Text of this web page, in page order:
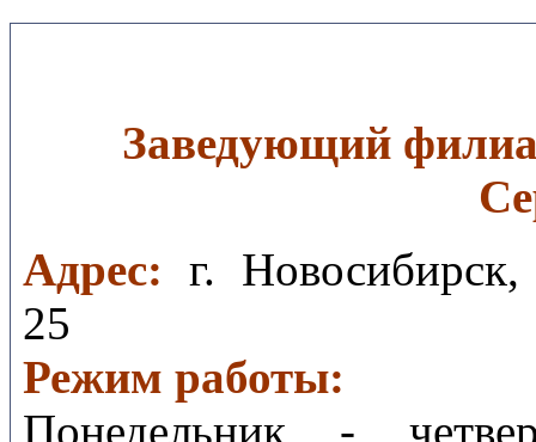
Заведующий
Aдрес: г. Новосибирск,
25
Режим работы:
Понедельник -